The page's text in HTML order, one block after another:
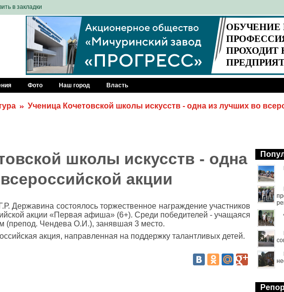
в закладки
Фото Наш город Власть
Ученица Кочетовской школы искусств - одна из лучших во
школы искусств - одна
акции
Державина состоялось торжественное награждение участников
акции «Первая афиша» (6+). Среди победителей - учащаяся
Чендева О.И.), занявшая 3 место.
акция, направленная на поддержку талантливых детей.